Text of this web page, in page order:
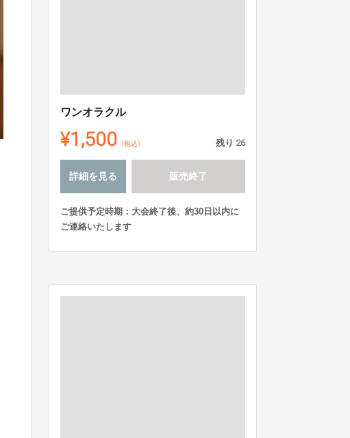
ワンオラクル
¥1,500 (税込) 残り 26
詳細を見る 販売終了
ご提供予定時期：大会終了後、約30日以内に
ご連絡いたします